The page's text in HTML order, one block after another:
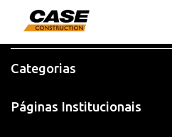
Categorias
Páginas Institucionais